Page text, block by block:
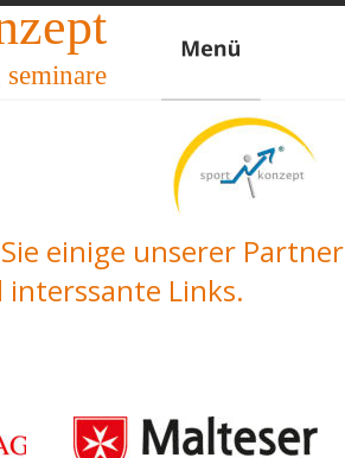
einige unserer
interssante Links.